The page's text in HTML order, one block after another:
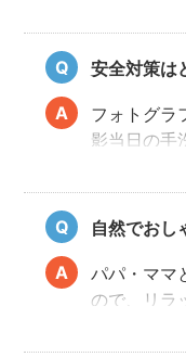
を楽しん
厳しい審査
扱いに慣れ
ンが全国に
またどのカ
ません。分
安全対策は
フォトグラ
影当日の手
策や、熱
また、撮影
ら、周囲や
呼び掛けな
い。
自然でおし
パパ・ママ
ので、リラ
を撮影で
こども・家